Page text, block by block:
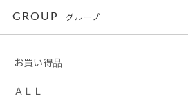
GROUP グループ
お買い得品
ＡＬＬ